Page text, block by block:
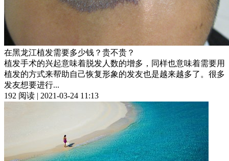
在黑龙江植发需要多少钱？贵不贵？
植发手术的兴起意味着脱发人数的增多，同样也意味着需要用
植发的方式来帮助自己恢复形象的发友也是越来越多了。很多
发友想要进行...
192 阅读 | 2021-03-24 11:13